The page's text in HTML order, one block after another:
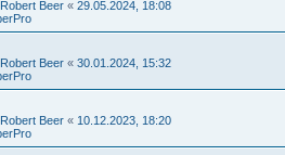
Robert Beer « 29.05.2024, 18:08
Robert Beer « 30.01.2024, 15:32
Robert Beer « 10.12.2023, 18:20